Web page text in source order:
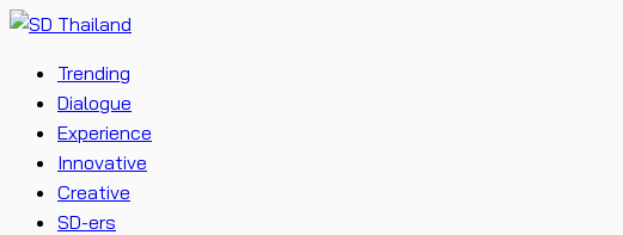
Trending
Dialogue
Experience
Innovative
Creative
SD-ers